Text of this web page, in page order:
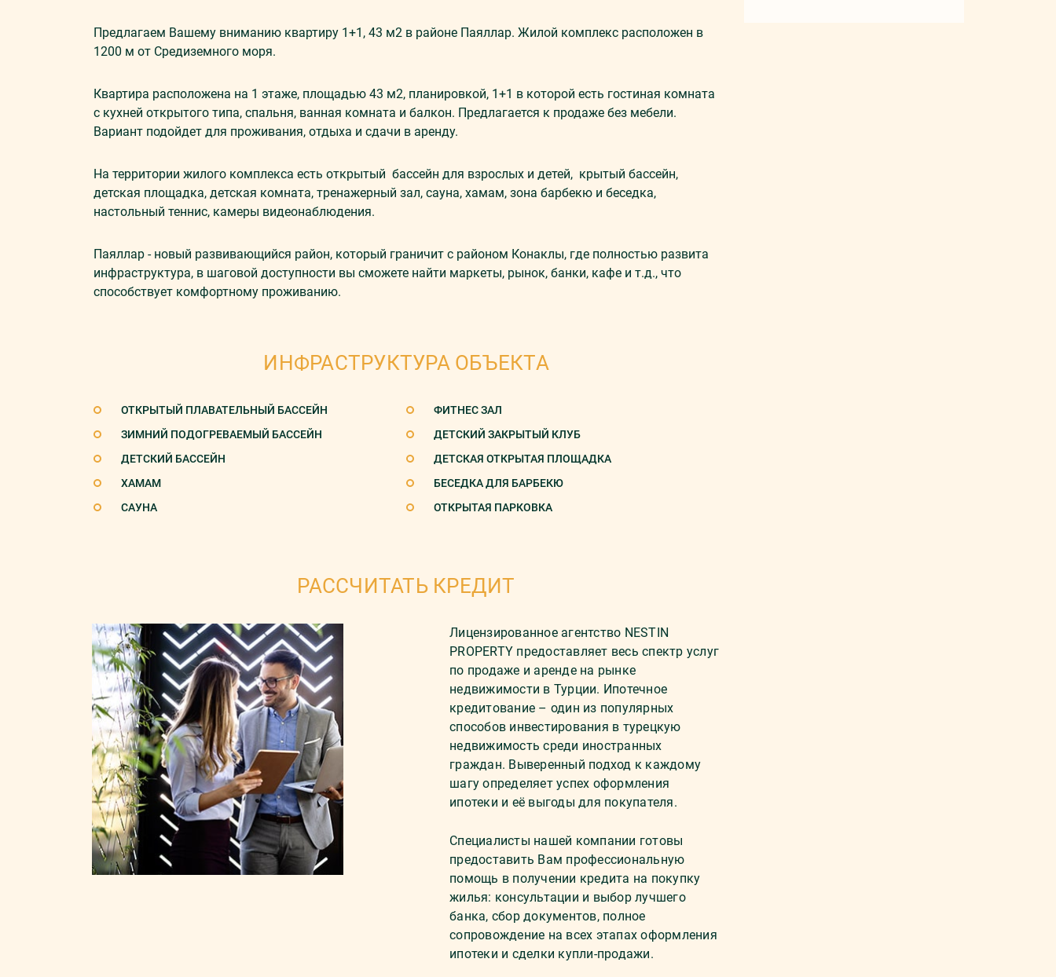
Предлагаем Вашему вниманию квартиру 1+1, 43 м2 в районе Паяллар. Жилой комплекс расположен в
1200 м от Средиземного моря.
Квартира расположена на 1 этаже, площадью 43 м2, планировкой, 1+1 в которой есть гостиная комната
с кухней открытого типа, спальня, ванная комната и балкон. Предлагается к продаже без мебели.
Вариант подойдет для проживания, отдыха и сдачи в аренду.
На территории жилого комплекса есть открытый бассейн для взрослых и детей, крытый бассейн,
детская площадка, детская комната, тренажерный зал, сауна, хамам, зона барбекю и беседка,
настольный теннис, камеры видеонаблюдения.
Паяллар - новый развивающийся район, который граничит с районом Конаклы, где полностью развита
инфраструктура, в шаговой доступности вы сможете найти маркеты, рынок, банки, кафе и т.д., что
способствует комфортному проживанию.
ИНФРАСТРУКТУРА ОБЪЕКТА
ОТКРЫТЫЙ ПЛАВАТЕЛЬНЫЙ БАССЕЙН
ЗИМНИЙ ПОДОГРЕВАЕМЫЙ БАССЕЙН
ДЕТСКИЙ БАССЕЙН
ХАМАМ
САУНА
ФИТНЕС ЗАЛ
ДЕТСКИЙ ЗАКРЫТЫЙ КЛУБ
ДЕТСКАЯ ОТКРЫТАЯ ПЛОЩАДКА
БЕСЕДКА ДЛЯ БАРБЕКЮ
ОТКРЫТАЯ ПАРКОВКА
РАССЧИТАТЬ КРЕДИТ
Лицензированное агентство NESTIN
PROPERTY предоставляет весь спектр услуг
по продаже и аренде на рынке
недвижимости в Турции. Ипотечное
кредитование – один из популярных
способов инвестирования в турецкую
недвижимость среди иностранных
граждан. Выверенный подход к каждому
шагу определяет успех оформления
ипотеки и её выгоды для покупателя.
Специалисты нашей компании готовы
предоставить Вам профессиональную
помощь в получении кредита на покупку
жилья: консультации и выбор лучшего
банка, сбор документов, полное
сопровождение на всех этапах оформления
ипотеки и сделки купли-продажи.